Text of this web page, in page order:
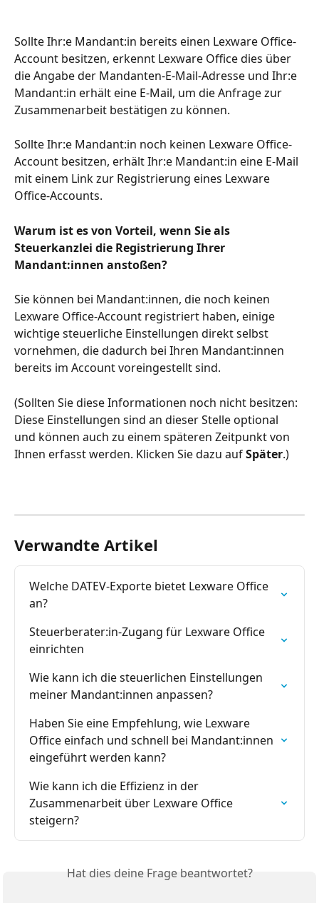
Sollte Ihr:e Mandant:in bereits einen Lexware Office-
Account besitzen, erkennt Lexware Office dies über
die Angabe der Mandanten-E-Mail-Adresse und Ihr:e
Mandant:in erhält eine E-Mail, um die Anfrage zur
Zusammenarbeit bestätigen zu können.
Sollte Ihr:e Mandant:in noch keinen Lexware Office-
Account besitzen, erhält Ihr:e Mandant:in eine E-Mail
mit einem Link zur Registrierung eines Lexware
Office-Accounts.
Warum ist es von Vorteil, wenn Sie als
Steuerkanzlei die Registrierung Ihrer
Mandant:innen anstoßen?
Sie können bei Mandant:innen, die noch keinen
Lexware Office-Account registriert haben, einige
wichtige steuerliche Einstellungen direkt selbst
vornehmen, die dadurch bei Ihren Mandant:innen
bereits im Account voreingestellt sind.
(Sollten Sie diese Informationen noch nicht besitzen:
Diese Einstellungen sind an dieser Stelle optional
und können auch zu einem späteren Zeitpunkt von
Ihnen erfasst werden. Klicken Sie dazu auf Später.)
Verwandte Artikel
Welche DATEV-Exporte bietet Lexware Office
an?
Steuerberater:in-Zugang für Lexware Office
einrichten
Wie kann ich die steuerlichen Einstellungen
meiner Mandant:innen anpassen?
Haben Sie eine Empfehlung, wie Lexware
Office einfach und schnell bei Mandant:innen
eingeführt werden kann?
Wie kann ich die Effizienz in der
Zusammenarbeit über Lexware Office
steigern?
Hat dies deine Frage beantwortet?